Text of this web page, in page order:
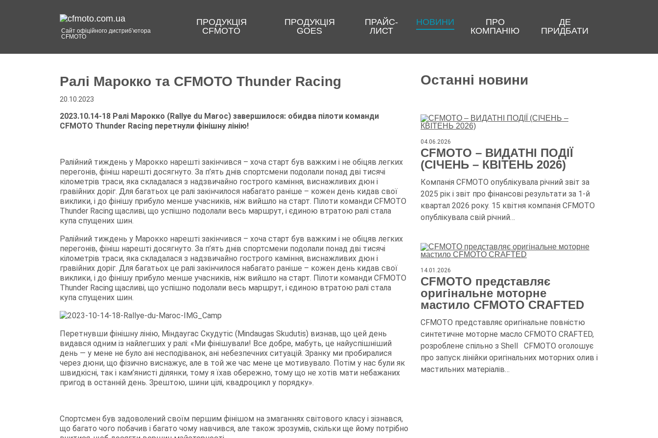
Сайт офіційного дистриб’ютора
CFMOTO
ПРОДУКЦІЯ
CFMOTO
ПРОДУКЦІЯ
GOES
ПРАЙС-
ЛИСТ
НОВИНИ
ПРО
КОМПАНІЮ
ДЕ
ПРИДБАТИ
Ралі Марокко та CFMOTO Thunder Racing
20.10.2023
2023.10.14-18 Ралі Марокко (Rallye du Maroc) завершилося: обидва пілоти команди
CFMOTO Thunder Racing перетнули фінішну лінію!
Ралійний тиждень у Марокко нарешті закінчився – хоча старт був важким і не обіцяв легких
перегонів, фініш нарешті досягнуто. За п’ять днів спортсмени подолали понад дві тисячі
кілометрів траси, яка складалася з надзвичайно гострого каміння, виснажливих дюн і
гравійних доріг. Для багатьох це ралі закінчилося набагато раніше – кожен день кидав свої
виклики, і до фінішу прибуло менше учасників, ніж вийшло на старт. Пілоти команди CFMOTO
Thunder Racing щасливі, що успішно подолали весь маршрут, і єдиною втратою ралі стала
купа спущених шин.
Ралійний тиждень у Марокко нарешті закінчився – хоча старт був важким і не обіцяв легких
перегонів, фініш нарешті досягнуто. За п’ять днів спортсмени подолали понад дві тисячі
кілометрів траси, яка складалася з надзвичайно гострого каміння, виснажливих дюн і
гравійних доріг. Для багатьох це ралі закінчилося набагато раніше – кожен день кидав свої
виклики, і до фінішу прибуло менше учасників, ніж вийшло на старт. Пілоти команди CFMOTO
Thunder Racing щасливі, що успішно подолали весь маршрут, і єдиною втратою ралі стала
купа спущених шин.
Перетнувши фінішну лінію, Міндаугас Скудутіс (Mindaugas Skudutis) визнав, що цей день
видався одним із найлегших у ралі: «Ми фінішували! Все добре, мабуть, це найуспішніший
день — у мене не було ані несподіванок, ані небезпечних ситуацій. Зранку ми пробиралися
через дюни, що фізично виснажує, але в той же час мене це мотивувало. Потім у нас були як
швидкісні, так і кам’янисті ділянки, тому я їхав обережно, тому що не хотів мати небажаних
пригод в останній день. Зрештою, шини цілі, квадроцикл у порядку».
Спортсмен був задоволений своїм першим фінішом на змаганнях світового класу і зізнався,
що багато чого побачив і багато чому навчився, але також зрозумів, скільки ще йому потрібно
Останні новини
04.06.2026
CFMOTO – ВИДАТНІ ПОДІЇ
(СІЧЕНЬ – КВІТЕНЬ 2026)
Компанія CFMOTO опублікувала річний звіт за
2025 рік і звіт про фінансові результати за 1-й
квартал 2026 року. 15 квітня компанія CFMOTO
опублікувала свій річний…
14.01.2026
CFMOTO представляє
оригінальне моторне
мастило CFMOTO CRAFTED
CFMOTO представляє оригінальне повністю
синтетичне моторне масло CFMOTO CRAFTED,
розроблене спільно з Shell CFMOTO оголошує
про запуск лінійки оригінальних моторних олив і
мастильних матеріалів…